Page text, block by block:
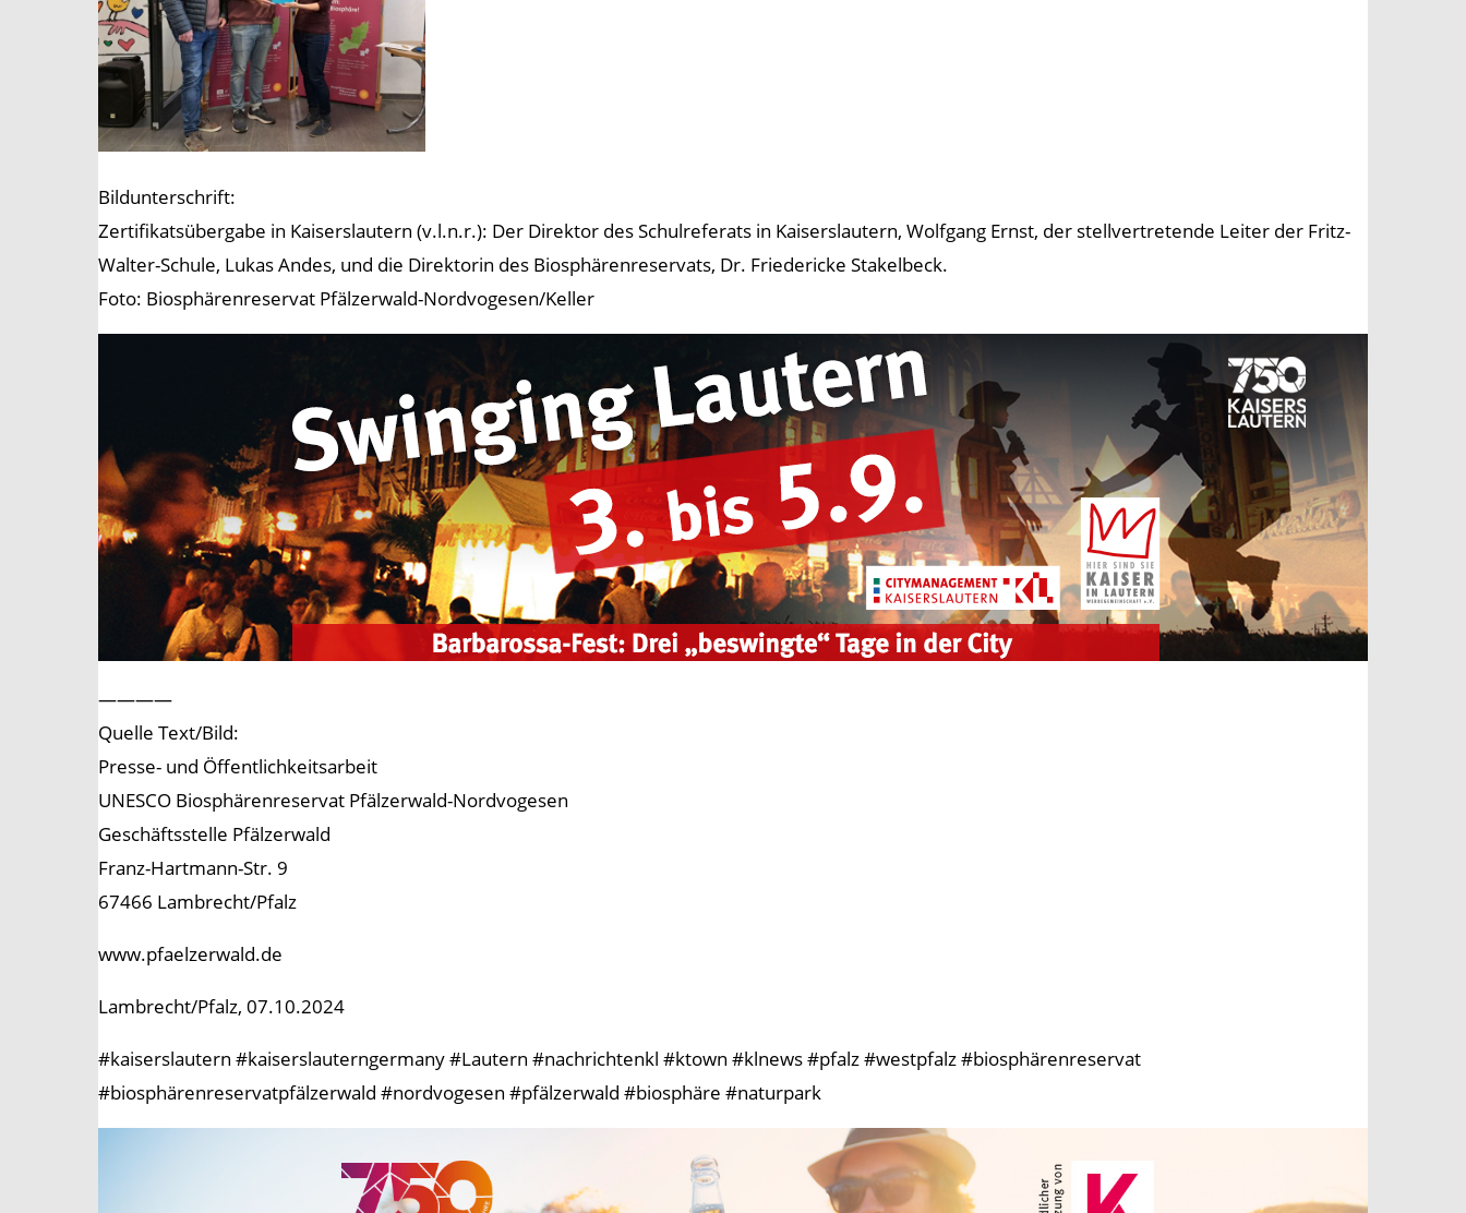
Bildunterschrift:
Zertifikatsübergabe in Kaiserslautern (v.l.n.r.): Der Direktor des Schulreferats in Kaiserslautern, Wolfgang Ernst, der stellvertretende Leiter der Fritz-
Walter-Schule, Lukas Andes, und die Direktorin des Biosphärenreservats, Dr. Friedericke Stakelbeck.
Foto: Biosphärenreservat Pfälzerwald-Nordvogesen/Keller
————
Quelle Text/Bild:
Presse- und Öffentlichkeitsarbeit
UNESCO Biosphärenreservat Pfälzerwald-Nordvogesen
Geschäftsstelle Pfälzerwald
Franz-Hartmann-Str. 9
67466 Lambrecht/Pfalz
www.pfaelzerwald.de
Lambrecht/Pfalz, 07.10.2024
#kaiserslautern #kaiserslauterngermany #Lautern #nachrichtenkl #ktown #klnews #pfalz #westpfalz #biosphärenreservat
#biosphärenreservatpfälzerwald #nordvogesen #pfälzerwald #biosphäre #naturpark